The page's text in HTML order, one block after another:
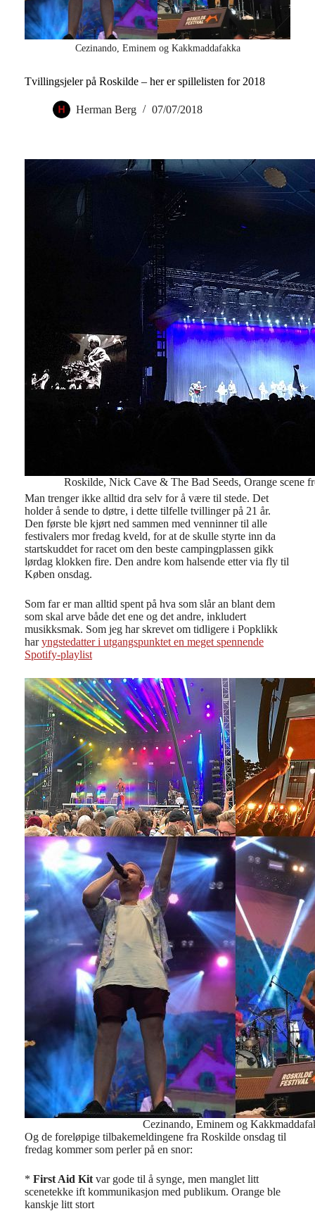
Cezinando, Eminem og Kakkmaddafakka
Tvillingsjeler på Roskilde – her er spillelisten for 2018
Herman Berg 07/07/2018
Roskilde, Nick Cave & The Bad Seeds, Orange scene
Man trenger ikke alltid dra selv for å være til stede. Det
holder å sende to døtre, i dette tilfelle tvillinger på 21 år.
Den første ble kjørt ned sammen med venninner til alle
festivalers mor fredag kveld, for at de skulle styrte inn da
startskuddet for racet om den beste campingplassen gikk
lørdag klokken fire. Den andre kom halsende etter via fly til
Køben onsdag.
Som far er man alltid spent på hva som slår an blant dem
som skal arve både det ene og det andre, inkludert
musikksmak. Som jeg har skrevet om tidligere i Popklikk
haryngstedatter i utgangspunktet en meget spennende
Spotify-playlist
Cezinando, Eminem og
Og de foreløpige tilbakemeldingene fra Roskilde onsdag til
fredag kommer som perler på en snor:
* First Aid Kit var gode til å synge, men manglet litt
scenetekke ift kommunikasjon med publikum. Orange ble
kanskje litt stort